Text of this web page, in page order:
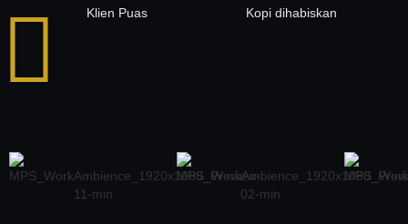
Klien Puas Kopi dihabiskan